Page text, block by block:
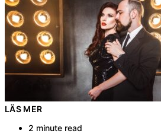
LÄS MER
2 minute read